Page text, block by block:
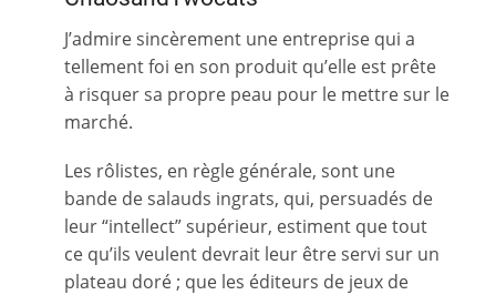
J’admire sincèrement une entreprise qui a
tellement foi en son produit qu’elle est prête
à risquer sa propre peau pour le mettre sur le
marché.
Les rôlistes, en règle générale, sont une
bande de salauds ingrats, qui, persuadés de
leur “intellect” supérieur, estiment que tout
ce qu’ils veulent devrait leur être servi sur un
plateau doré ; que les éditeurs de jeux de